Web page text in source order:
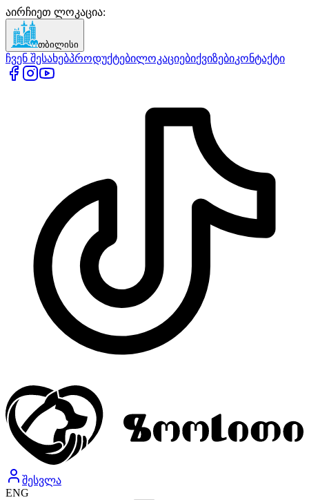
აირჩიეთ ლოკაცია:
თბილისი
ჩვენ შესახებპროდუქტებილოკაციებიქვიზებიკონტაქტი
შესვლა
ENG